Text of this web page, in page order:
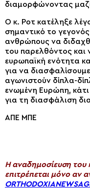
διαμορφώνοντας
Ο κ. Ροτ κατέληξε
σημαντικό το
ανθρώπους να
του παρελθόντος και
ευρωπαϊκή ενότητα
για να
αγωνιστούν δίπλα-
ενωμένη Ευρώπη,
για τη διασφάλιση
ΑΠΕ ΜΠΕ
H αναδημοσίευση
επιτρέπεται μόνο αν